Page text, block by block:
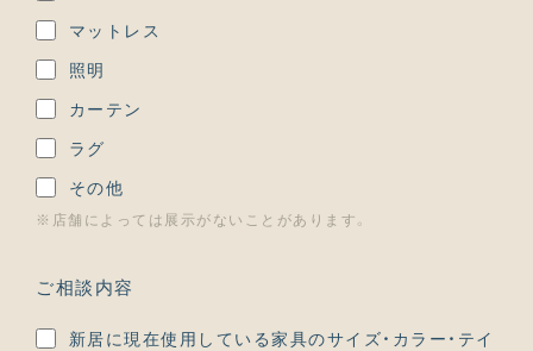
マットレス
照明
カーテン
ラグ
その他
※店舗によっては展示がないことがあります。
ご相談内容
新居に現在使用している家具のサイズ・カラー・テイ